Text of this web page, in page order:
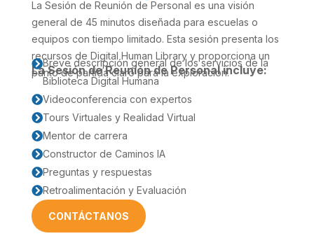
La Sesión de Reunión de Personal es una visión
general de 45 minutos diseñada para escuelas o
equipos con tiempo limitado. Esta sesión presenta los
recursos de Digital Human Library y proporciona un
punto de partida claro para la exploración.
La Sesión de Reunión de Personal incluye:
Breve descripción general de los servicios de la
Biblioteca Digital Humana
Videoconferencia con expertos
Tours Virtuales y Realidad Virtual
Mentor de carrera
Constructor de Caminos IA
Preguntas y respuestas
Retroalimentación y Evaluación
CONTÁCTANOS